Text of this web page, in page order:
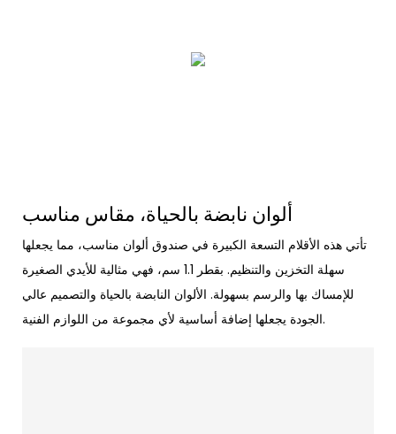
تأتي هذه الأقلام التسعة الكبيرة في صندوق ألوان مناسب، مما يجعلها
سهلة التخزين والتنظيم. بقطر 1.1 سم، فهي مثالية للأيدي الصغيرة
للإمساك بها والرسم بسهولة. الألوان النابضة بالحياة والتصميم عالي
الجودة يجعلها إضافة أساسية لأي مجموعة من اللوازم الفنية.